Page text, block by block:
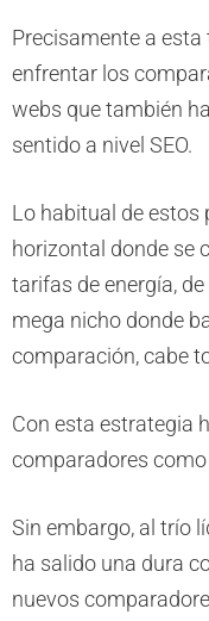
Precisamente a
enfrentar los
webs que también
sentido a nivel SEO.
Lo habitual de estos
horizontal donde se
tarifas de energía,
mega nicho donde
comparación, cabe
Con esta estrategia
comparadores
Sin embargo, al trío
ha salido una dura
nuevos